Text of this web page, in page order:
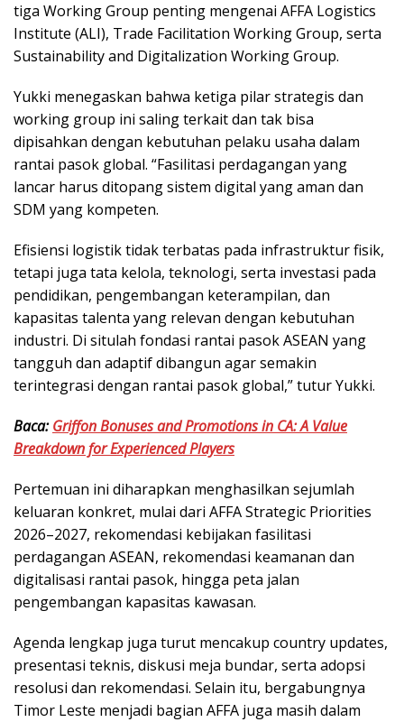
tiga Working Group penting mengenai AFFA Logistics
Institute (ALI), Trade Facilitation Working Group, serta
Sustainability and Digitalization Working Group.
Yukki menegaskan bahwa ketiga pilar strategis dan
working group ini saling terkait dan tak bisa
dipisahkan dengan kebutuhan pelaku usaha dalam
rantai pasok global. “Fasilitasi perdagangan yang
lancar harus ditopang sistem digital yang aman dan
SDM yang kompeten.
Efisiensi logistik tidak terbatas pada infrastruktur fisik,
tetapi juga tata kelola, teknologi, serta investasi pada
pendidikan, pengembangan keterampilan, dan
kapasitas talenta yang relevan dengan kebutuhan
industri. Di situlah fondasi rantai pasok ASEAN yang
tangguh dan adaptif dibangun agar semakin
terintegrasi dengan rantai pasok global,” tutur Yukki.
Baca:Griffon Bonuses and Promotions in CA: A Value
Breakdown for Experienced Players
Pertemuan ini diharapkan menghasilkan sejumlah
keluaran konkret, mulai dari AFFA Strategic Priorities
2026–2027, rekomendasi kebijakan fasilitasi
perdagangan ASEAN, rekomendasi keamanan dan
digitalisasi rantai pasok, hingga peta jalan
pengembangan kapasitas kawasan.
Agenda lengkap juga turut mencakup country updates,
presentasi teknis, diskusi meja bundar, serta adopsi
resolusi dan rekomendasi. Selain itu, bergabungnya
Timor Leste menjadi bagian AFFA juga masih dalam